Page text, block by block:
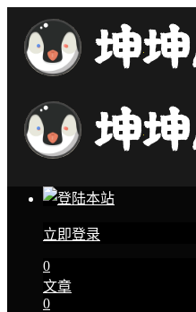
立即登录
0
文章
0